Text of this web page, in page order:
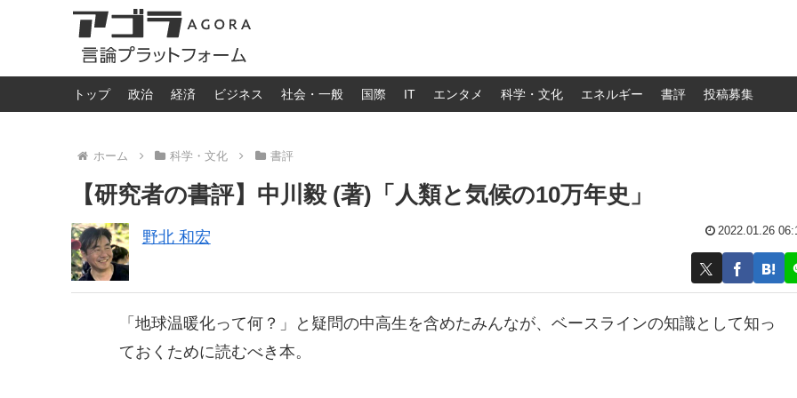
トップ 政治 経済 ビジネス 社会・一般 国際 IT エンタメ 科学・文化 エネルギー 書評 投稿募集
ホーム 科学・文化 書評
【研究者の書評】中川毅 (著)「人類と気候の10万年史」
野北 和宏 2022.01.26
「地球温暖化って何？」と疑問の中高生を含めたみんなが、ベースラインの知識として知っ
ておくために読むべき本。